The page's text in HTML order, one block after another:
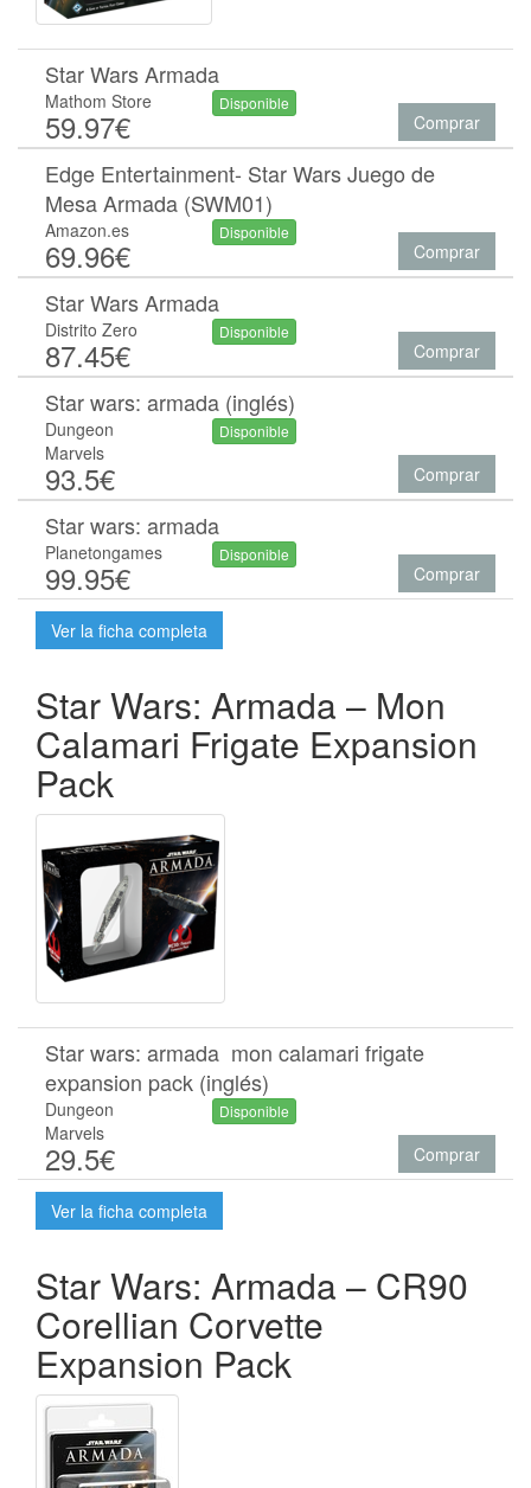
Star Wars Armada
Mathom Store
59.97€
Disponible
Comprar
Edge Entertainment- Star Wars Juego de
Mesa Armada (SWM01)
Amazon.es
69.96€
Disponible
Comprar
Star Wars Armada
Distrito Zero
87.45€
Disponible
Comprar
Star wars: armada (inglés)
Dungeon
Marvels
93.5€
Disponible
Comprar
Star wars: armada
Planetongames
99.95€
Disponible
Comprar
Ver la ficha completa
Star Wars: Armada – Mon
Calamari Frigate Expansion
Pack
Star wars: armada  mon calamari frigate
expansion pack (inglés)
Dungeon
Marvels
29.5€
Disponible
Comprar
Ver la ficha completa
Star Wars: Armada – CR90
Corellian Corvette
Expansion Pack